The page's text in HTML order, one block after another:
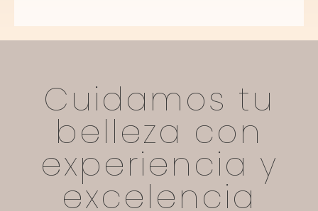
Cuidamos tu
belleza con
experiencia y
excelencia